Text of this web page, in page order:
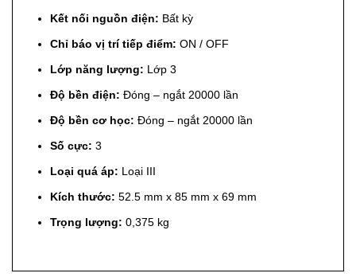
Kết nối nguồn điện: Bất kỳ
Chỉ báo vị trí tiếp điểm: ON / OFF
Lớp năng lượng: Lớp 3
Độ bền điện: Đóng – ngắt 20000 lần
Độ bền cơ học: Đóng – ngắt 20000 lần
Số cực: 3
Loại quá áp: Loại III
Kích thước: 52.5 mm x 85 mm x 69 mm
Trọng lượng: 0,375 kg